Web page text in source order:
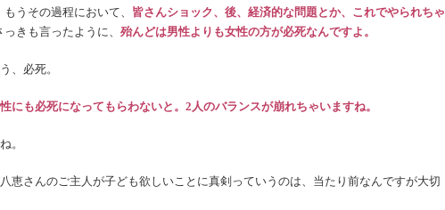
うその過程において、 皆さんショック、後、経済的な問題とか、これでやられちゃ
っきも言ったように、 殆んどは男性よりも女性の方が必死なんですよ。
、必死。
にも必死になってもらわないと。2人のバランスが崩れちゃいますね。
。
恵さんのご主人が子ども欲しいことに真剣っていうのは、当たり前なんですが大切